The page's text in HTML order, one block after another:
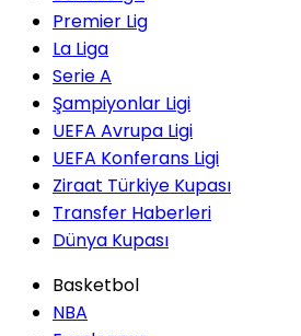
Premier Lig
La Liga
Serie A
Şampiyonlar Ligi
UEFA Avrupa Ligi
UEFA Konferans Ligi
Ziraat Türkiye Kupası
Transfer Haberleri
Dünya Kupası
Basketbol
NBA